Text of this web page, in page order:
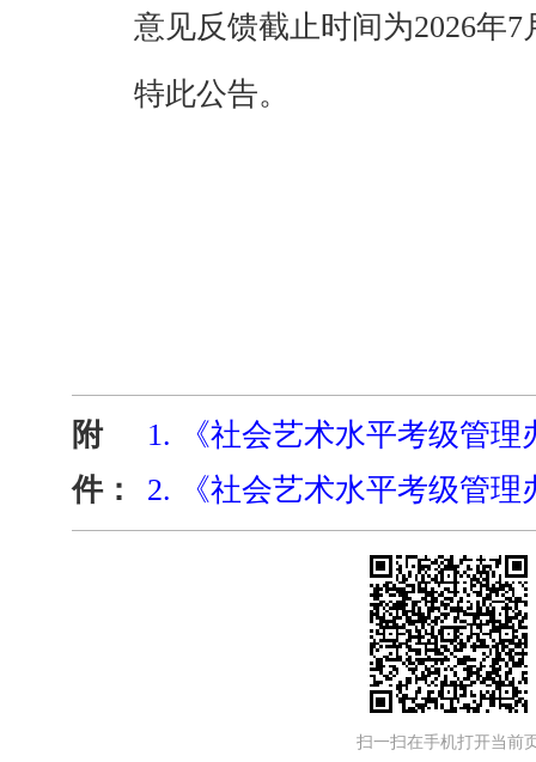
意见反馈截止时间为2026年7
特此公告。
附
件：
1.
《社会艺术水平考级管
2.
《社会艺术水平考级管
扫一扫在手机打开当前